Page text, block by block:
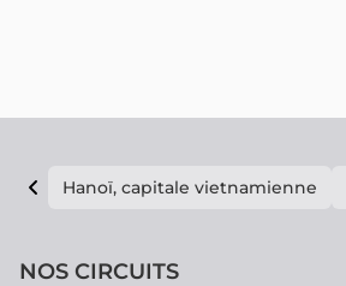
Hanoï, capitale vietnamienne
NOS CIRCUITS